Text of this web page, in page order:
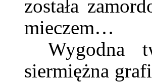
została
mieczem…
Wygodna
siermiężna